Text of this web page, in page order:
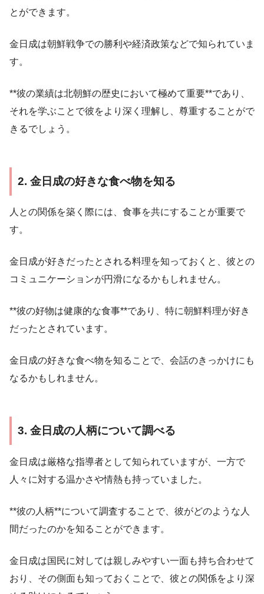
とができます。
金日成は朝鮮戦争での勝利や経済政策などで知られていま
す。
**彼の業績は北朝鮮の歴史において極めて重要**であり、
それを学ぶことで彼をより深く理解し、尊重することがで
きるでしょう。
2. 金日成の好きな食べ物を知る
人との関係を築く際には、食事を共にすることが重要で
す。
金日成が好きだったとされる料理を知っておくと、彼との
コミュニケーションが円滑になるかもしれません。
**彼の好物は健康的な食事**であり、特に朝鮮料理が好き
だったとされています。
金日成の好きな食べ物を知ることで、会話のきっかけにも
なるかもしれません。
3. 金日成の人柄について調べる
金日成は厳格な指導者として知られていますが、一方で
人々に対する温かさや情熱も持っていました。
**彼の人柄**について調査することで、彼がどのような人
間だったのかを知ることができます。
金日成は国民に対しては親しみやすい一面も持ち合わせて
おり、その側面も知っておくことで、彼との関係をより深